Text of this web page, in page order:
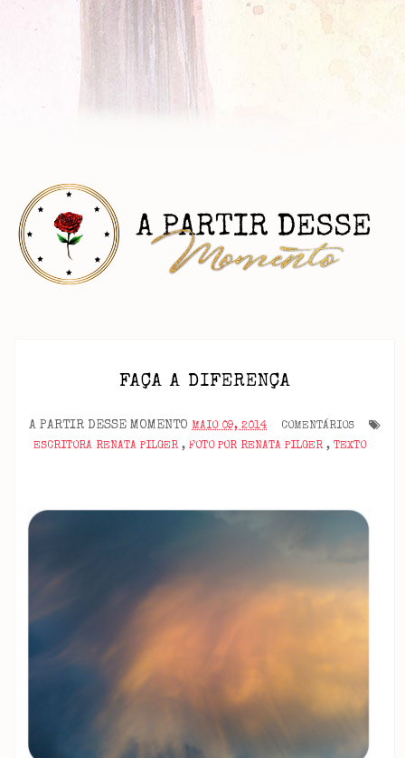
FAÇA A DIFERENÇA
A PARTIR DESSE MOMENTO MAIO 09, 2014
COMENTÁRIOS
ESCRITORA RENATA PILGER, FOTO POR RENATA PILGER, TEXTO